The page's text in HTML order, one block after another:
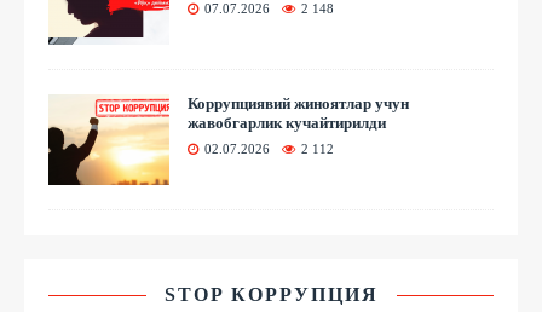
07.07.2026 2 148
Коррупциявий жиноятлар учун
жавобгарлик кучайтирилди
02.07.2026 2 112
STOP КОРРУПЦИЯ